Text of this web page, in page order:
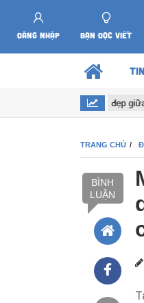
ĐĂNG NHẬP BẠN ĐỌC VIẾT
Hoa anh đào nở tuyệt đẹp giữa
TRANG CHỦ
BÌNH
LUẬN